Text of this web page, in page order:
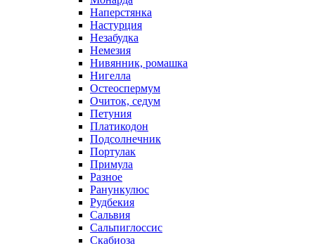
Наперстянка
Настурция
Незабудка
Немезия
Нивянник, ромашка
Нигелла
Остеоспермум
Очиток, седум
Петуния
Платикодон
Подсолнечник
Портулак
Примула
Разное
Ранункулюс
Рудбекия
Сальвия
Сальпиглоссис
Скабиоза